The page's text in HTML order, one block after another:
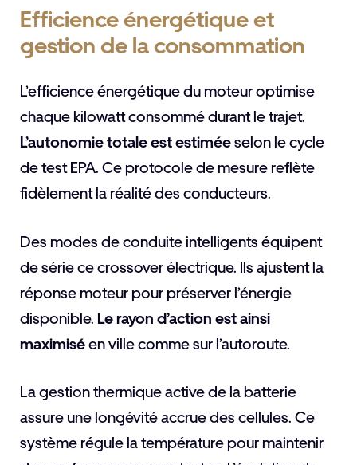
Efficience énergétique et
gestion de la consommation
L’efficience énergétique du moteur optimise
chaque kilowatt consommé durant le trajet.
L’autonomie totale est estiméeselon le cycle
de test EPA. Ce protocole de mesure reflète
fidèlement la réalité des conducteurs.
Des modes de conduite intelligents équipent
de série ce crossover électrique. Ils ajustent la
réponse moteur pour préserver l’énergie
disponible. Le rayon d’action est ainsi
maximiséen ville comme sur l’autoroute.
La gestion thermique active de la batterie
assure une longévité accrue des cellules. Ce
système régule la température pour maintenir